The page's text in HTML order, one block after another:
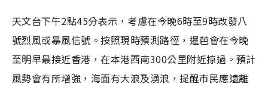
天文台下午2點45分表示，考慮在今晚6時至9時改發八
號烈風或暴風信號。按照現時預測路徑，暹芭會在今晚
至明早最接近香港，在本港西南300公里附近掠過。預計
風勢會有所增強，海面有大浪及湧浪，提醒市民應遠離